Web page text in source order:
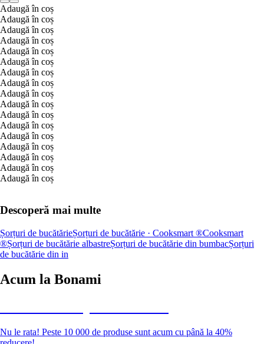
Adaugă în coș
Adaugă în coș
Adaugă în coș
Adaugă în coș
Adaugă în coș
Adaugă în coș
Adaugă în coș
Adaugă în coș
Adaugă în coș
Adaugă în coș
Adaugă în coș
Adaugă în coș
Adaugă în coș
Adaugă în coș
Adaugă în coș
Adaugă în coș
Adaugă în coș
Descoperă mai multe
Șorțuri de bucătărieȘorțuri de bucătărie · Cooksmart ®Cooksmart
®Șorțuri de bucătărie albastreȘorțuri de bucătărie din bumbacȘorțuri
de bucătărie din in
Acum la Bonami
Nu le rata! Peste 10 000 de produse sunt acum cu până la 40%